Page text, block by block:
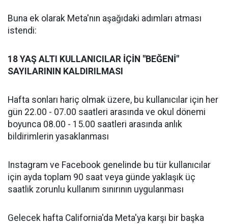
Buna ek olarak Meta'nın aşağıdaki adımları atması
istendi:
18 YAŞ ALTI KULLANICILAR İÇİN "BEĞENİ"
SAYILARININ KALDIRILMASI
Hafta sonları hariç olmak üzere, bu kullanıcılar için her
gün 22.00 - 07.00 saatleri arasında ve okul dönemi
boyunca 08.00 - 15.00 saatleri arasında anlık
bildirimlerin yasaklanması
Instagram ve Facebook genelinde bu tür kullanıcılar
için ayda toplam 90 saat veya günde yaklaşık üç
saatlik zorunlu kullanım sınırının uygulanması
Gelecek hafta California'da Meta'ya karşı bir başka